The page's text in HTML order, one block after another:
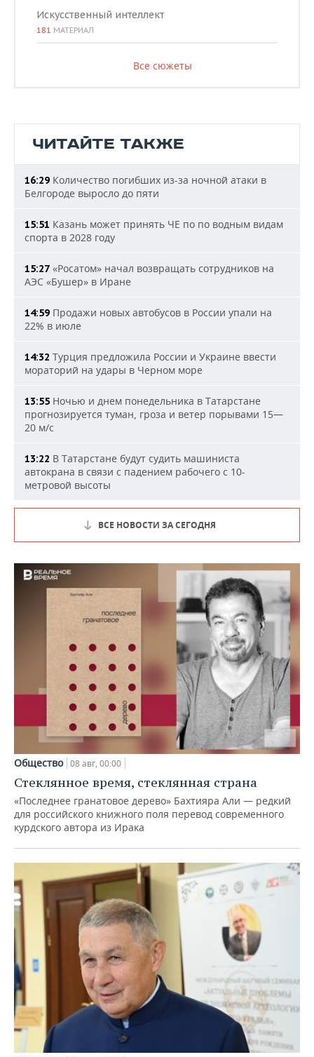
Искусственный интеллект
181 МАТЕРИАЛ
Все сюжеты
ЧИТАЙТЕ ТАКЖЕ
16:29 Количество погибших из-за ночной атаки в
Белгороде выросло до пяти
15:51 Казань может принять ЧЕ по по водным видам
спорта в 2028 году
15:27 «Росатом» начал возвращать сотрудников на
АЭС «Бушер» в Иране
14:59 Продажи новых автобусов в России упали на
22% в июле
14:32 Турция предложила России и Украине ввести
мораторий на удары в Черном море
13:55 Ночью и днем понедельника в Татарстане
прогнозируется туман, гроза и ветер порывами 15—
20 м/с
13:22 В Татарстане будут судить машиниста
автокрана в связи с падением рабочего с 10-
метровой высоты
ВСЕ НОВОСТИ ЗА СЕГОДНЯ
Общество 08 авг, 00:00
Стеклянное время, стеклянная страна
«Последнее гранатовое дерево» Бахтияра Али — редкий
для российского книжного поля перевод современного
курдского автора из Ирака